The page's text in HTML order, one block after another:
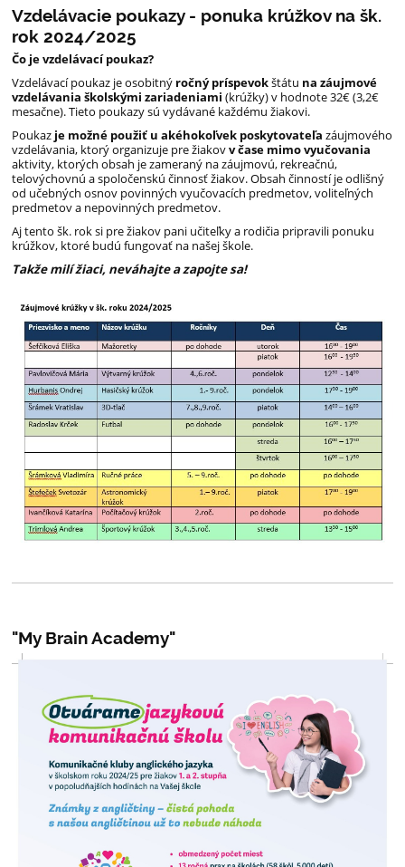
Vzdelávacie poukazy - ponuka krúžkov na šk.
rok 2024/2025
Čo je vzdelávací poukaz?
Vzdelávací poukaz je osobitný ročný príspevokštátu na záujmové
vzdelávania školskými zariadeniami(krúžky) v hodnote 32€ (3,2€
mesačne). Tieto poukazy sú vydávané každému žiakovi.
Poukaz je možné použiť u akéhokoľvek poskytovateľa záujmového
vzdelávania, ktorý organizuje pre žiakovv čase mimo vyučovania
aktivity, ktorých obsah je zameraný na záujmovú, rekreačnú,
telovýchovnú a spoločenskú činnosť žiakov. Obsah činností je odlišný
od učebných osnov povinných vyučovacích predmetov, voliteľných
predmetov a nepovinných predmetov.
Aj tento šk. rok si pre žiakov pani učiteľky a rodičia pripravili ponuku
krúžkov, ktoré budú fungovať na našej škole.
Takže milí žiaci, neváhajte a zapojte sa!
"My Brain Academy"